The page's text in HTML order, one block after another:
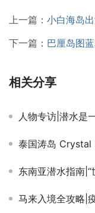
上一篇： 小白海岛
下一篇： 巴厘岛图蓝本
相关分享
人物专访|潜水是一
泰国涛岛 Crystal Dive
东南亚潜水指南|“世界潜
马来入境全攻略|